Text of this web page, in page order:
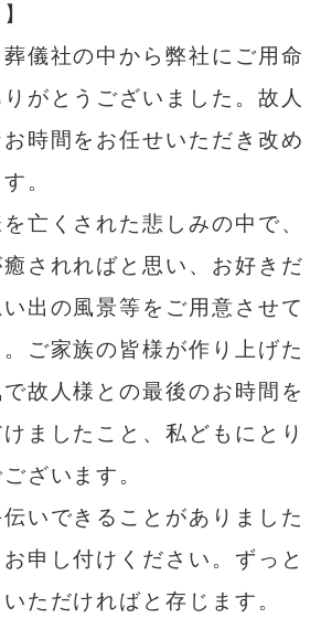
儀社の中から弊社にご用命
がとうございました。故人
時間をお任せいただき改め
。
亡くされた悲しみの中で、
されればと思い、お好きだ
出の風景等をご用意させて
ご家族の皆様が作り上げた
故人様との最後のお時間を
ましたこと、私どもにとり
ざいます。
いできることがありました
申し付けください。ずっと
ただければと存じます。